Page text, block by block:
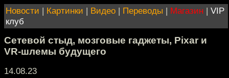
Новости | Картинки | Видео | Переводы | Магазин | VIP
клуб
Сетевой стыд, мозговые гаджеты, Pixar и
VR-шлемы будущего
14.08.23